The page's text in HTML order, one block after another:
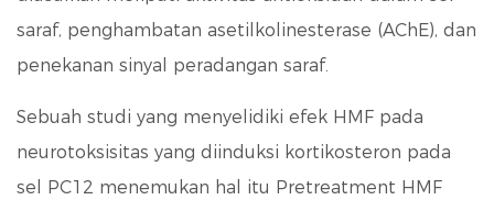
saraf, penghambatan asetilkolinesterase (AChE), dan
penekanan sinyal peradangan saraf.
Sebuah studi yang menyelidiki efek HMF pada
neurotoksisitas yang diinduksi kortikosteron pada
sel PC12 menemukan hal itu Pretreatment HMF